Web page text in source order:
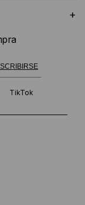
+
TikTok